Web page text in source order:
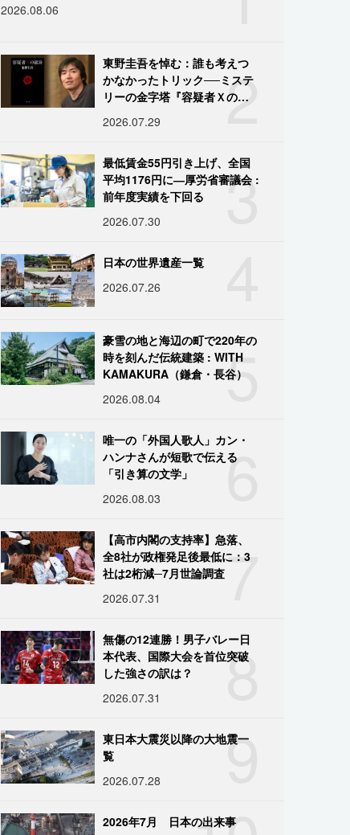
2026.08.06
2
東野圭吾を悼む：誰も考えつ
かなかったトリック──ミステ
リーの金字塔『容疑者Ｘの献
2026.07.29
3
最低賃金55円引き上げ、全国
平均1176円に―厚労省審議会 :
前年度実績を下回る
2026.07.30
日本の世界遺産一覧
2026.07.26
5
豪雪の地と海辺の町で220年の
時を刻んだ伝統建築 : WITH
KAMAKURA（鎌倉・長谷）
2026.08.04
6
唯一の「外国人歌人」カン・
ハンナさんが短歌で伝える
「引き算の文学」
2026.08.03
7
【高市内閣の支持率】急落、
全8社が政権発足後最低に：3
社は2桁減─7月世論調査
2026.07.31
8
無傷の12連勝！男子バレー日
本代表、国際大会を首位突破
した強さの訳は？
2026.07.31
9
東日本大震災以降の大地震一
覧
2026.07.28
2026年7月 日本の出来事